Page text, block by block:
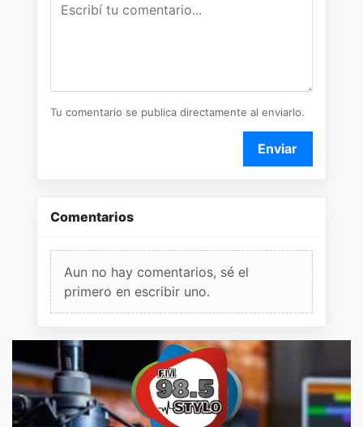
Tu comentario se publica directamente al enviarlo.
Enviar
Comentarios
Aun no hay comentarios, sé el
primero en escribir uno.